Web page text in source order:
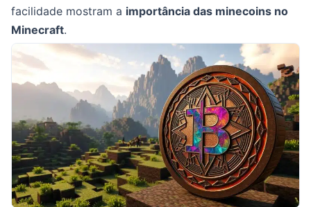
facilidade mostram a importância das minecoins no
Minecraft.